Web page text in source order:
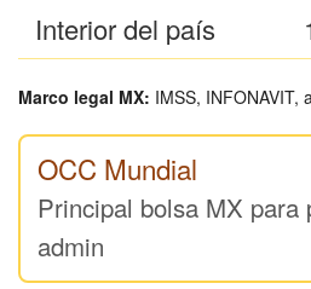
Interior del país
Marco legal MX: IMSS,
OCC Mundial
Principal bolsa MX para
admin